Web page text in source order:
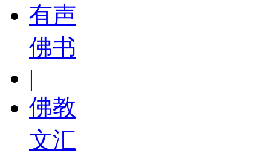
有声
佛书
|
佛教
文汇